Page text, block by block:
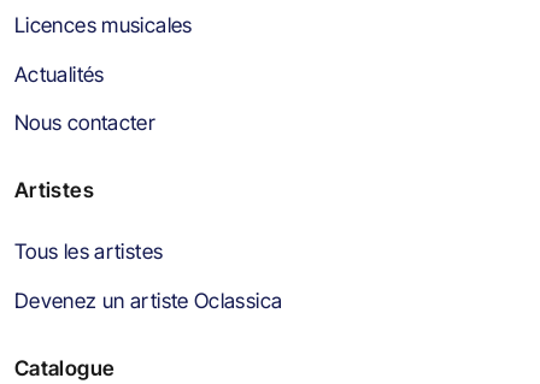
Licences musicales
Actualités
Nous contacter
Artistes
Tous les artistes
Devenez un artiste Oclassica
Catalogue